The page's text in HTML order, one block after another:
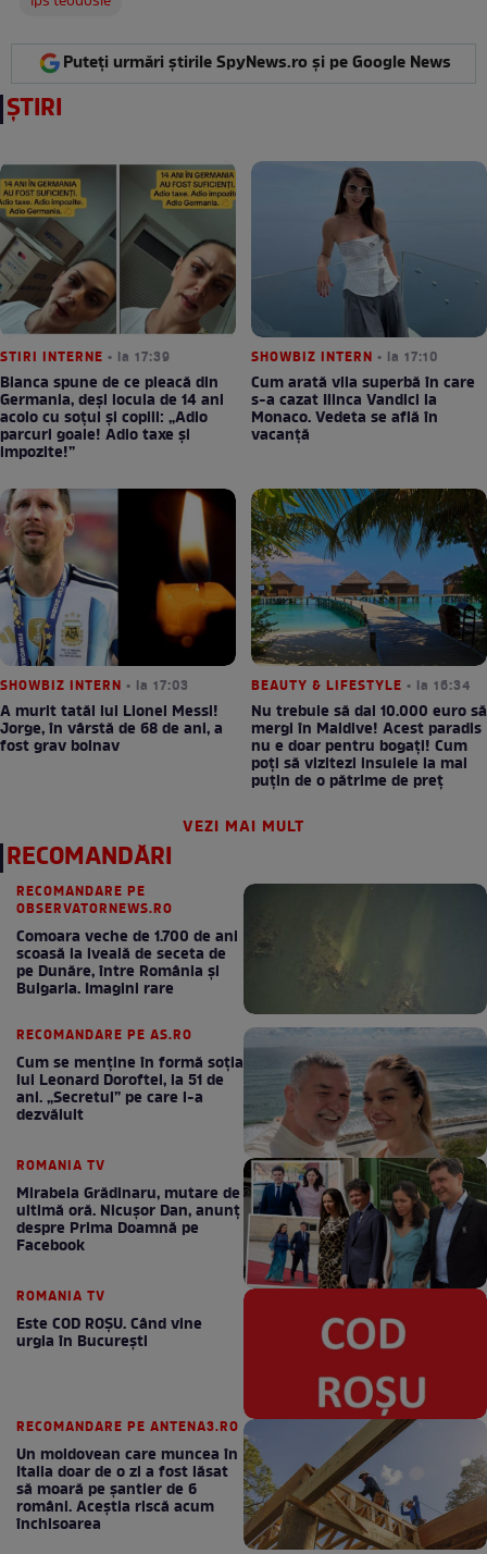
Puteți urmări știrile SpyNews.ro și pe Google News
ȘTIRI
STIRI INTERNE • la 17:39
Bianca spune de ce pleacă din
Germania, deși locuia de 14 ani
acolo cu soțul și copiii: „Adio
parcuri goale! Adio taxe și
impozite!”
SHOWBIZ INTERN • la 17:10
Cum arată vila superbă în care
s-a cazat Ilinca Vandici la
Monaco. Vedeta se află în
vacanță
SHOWBIZ INTERN • la 17:03
A murit tatăl lui Lionel Messi!
Jorge, în vârstă de 68 de ani, a
fost grav bolnav
BEAUTY & LIFESTYLE • la 16:34
Nu trebuie să dai 10.000 euro să
mergi în Maldive! Acest paradis
nu e doar pentru bogați! Cum
poți să vizitezi insulele la mai
puțin de o pătrime de preț
VEZI MAI MULT
RECOMANDĂRI
RECOMANDARE PE
OBSERVATORNEWS.RO
Comoara veche de 1.700 de ani
scoasă la iveală de seceta de
pe Dunăre, între România şi
Bulgaria. Imagini rare
RECOMANDARE PE AS.RO
Cum se menţine în formă soţia
lui Leonard Doroftei, la 51 de
ani. „Secretul” pe care l-a
dezvăluit
ROMANIA TV
Mirabela Grădinaru, mutare de
ultimă oră. Nicuşor Dan, anunţ
despre Prima Doamnă pe
Facebook
ROMANIA TV
Este COD ROŞU. Când vine
urgia în Bucureşti
RECOMANDARE PE ANTENA3.RO
Un moldovean care muncea în
Italia doar de o zi a fost lăsat
să moară pe şantier de 6
români. Aceștia riscă acum
închisoarea